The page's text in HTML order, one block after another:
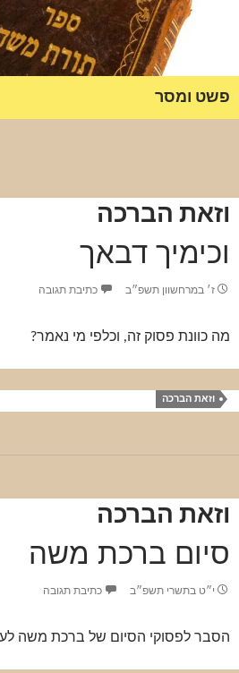
פשט ומסר
וזאת הברכה
וכימיך דבאך
ז׳ במרחשוון תשפ״ב כתיבת תגובה
מה כוונת פסוק זה, וכלפי מי נאמר?
וזאת הברכה
וזאת הברכה
סיום ברכת משה
י״ט בתשרי תשפ״ב כתיבת תגובה
הסבר לפסוקי הסיום של ברכת משה